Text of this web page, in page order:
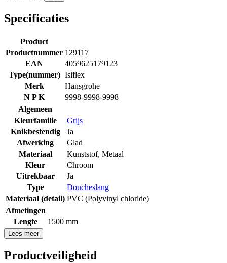
Specificaties
Product
Productnummer 129117
EAN
4059625179123
Type(nummer) Isiflex
Merk
Hansgrohe
N P K
9998-9998-9998
Algemeen
Kleurfamilie
Grijs
Knikbestendig
Ja
Afwerking
Glad
Materiaal
Kunststof, Metaal
Kleur
Chroom
Uitrekbaar
Ja
Type
Doucheslang
Materiaal (detail) PVC (Polyvinyl chloride)
Afmetingen
Lengte
1500 mm
Lees meer
Productveiligheid